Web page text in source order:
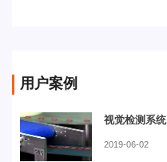
用户案例
视觉检测系统
2019-06-02